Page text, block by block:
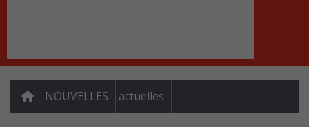
NOUVELLES actuelles